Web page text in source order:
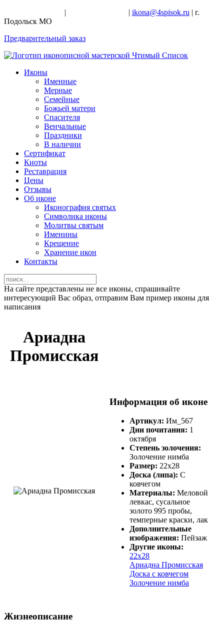
| | ikona@4spisok.ru | г.
Подольск МО
Предварительный заказ
Иконы
Именные
Мерные
Семейные
Божьей матери
Спасителя
Венчальные
Праздники
В наличии
Сертификат
Киоты
Реставрация
Цены
Отзывы
Об иконе
Иконография святых
Символика иконы
Молитвы святым
Именины
Крещение
Хранение икон
Контакты
На сайте представлены не все иконы, спрашивайте
интересующий Вас образ, отправим Вам пример иконы для
написания
Ариадна
Промисская
Информация об иконе
Артикул: Им_567
Дни почитания: 1
октября
Степень золочения:
Золочение нимба
Размер: 22х28
Доска (липа): С
ковчегом
Материалы: Меловой
левкас, сусальное
золото 995 пробы,
темперные краски, лак
Дополнительные
изображения: Пейзаж
Другие иконы:
22х28
Ариадна Промисская
Доска с ковчегом
Золочение нимба
Жизнеописание